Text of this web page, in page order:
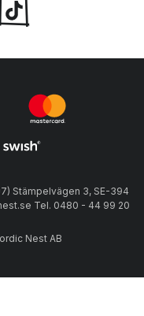
Stämpelvägen 3, SE-394
Tel. 0480 - 44 99 20
Nest AB